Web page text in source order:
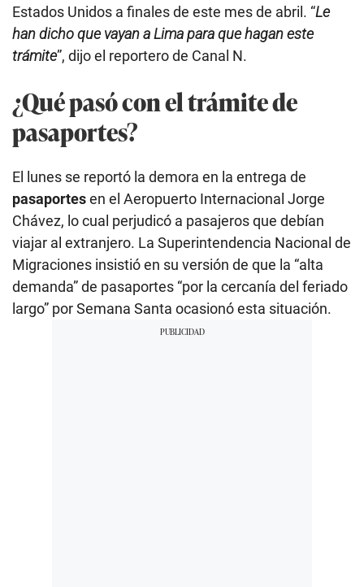
Estados Unidos a finales de este mes de abril. “Le
han dicho que vayan a Lima para que hagan este
trámite”, dijo el reportero de Canal N.
¿Qué pasó con el trámite de
pasaportes?
El lunes se reportó la demora en la entrega de
pasaportesen el Aeropuerto Internacional Jorge
Chávez, lo cual perjudicó a pasajeros que debían
viajar al extranjero. La Superintendencia Nacional de
Migraciones insistió en su versión de que la “alta
demanda” de pasaportes “por la cercanía del feriado
largo” por Semana Santa ocasionó esta situación.